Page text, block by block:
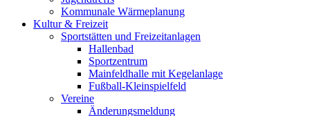
Kommunale Wärmeplanung
Kultur & Freizeit
Sportstätten und Freizeitanlagen
Hallenbad
Sportzentrum
Mainfeldhalle mit Kegelanlage
Fußball-Kleinspielfeld
Vereine
Änderungsmeldung